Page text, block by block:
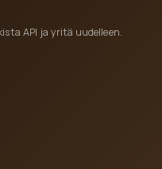
API ja yritä uudelleen.